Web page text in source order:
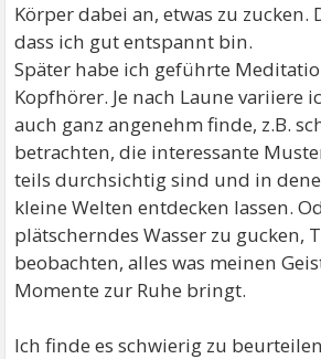
Körper dabei an, etwas zu zucken.
dass ich gut entspannt bin.
Später habe ich geführte
Kopfhörer. Je nach Laune variiere
auch ganz angenehm finde, z.B.
betrachten, die interessante
teils durchsichtig sind und in
kleine Welten entdecken lassen.
plätscherndes Wasser zu gucken,
beobachten, alles was meinen
Momente zur Ruhe bringt.
Ich finde es schwierig zu